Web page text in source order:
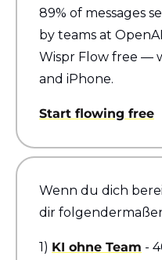
89% of messages
by teams at
Wispr Flow free —
and iPhone.
Start flowing free
Wenn du dich
dir
1) KI ohne Team -